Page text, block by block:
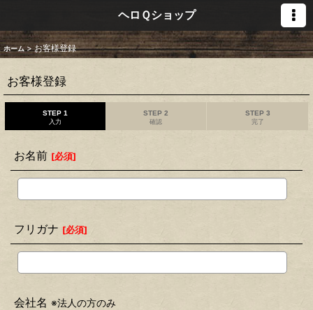
ヘロＱショップ
ホーム > お客様登録
お客様登録
STEP 1
入力
STEP 2
確認
STEP 3
完了
お名前 [必須]
フリガナ [必須]
会社名 ※法人の方のみ